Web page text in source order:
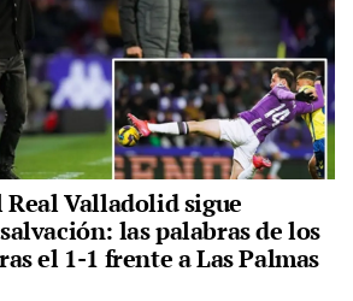
Valladolid sigue
las palabras de los
el 1-1 frente a Las Palmas